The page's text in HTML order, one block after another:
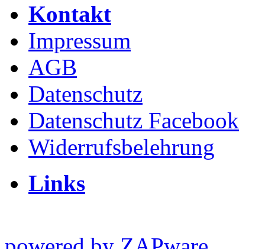
Kontakt
Impressum
AGB
Datenschutz
Datenschutz Facebook
Widerrufsbelehrung
Links